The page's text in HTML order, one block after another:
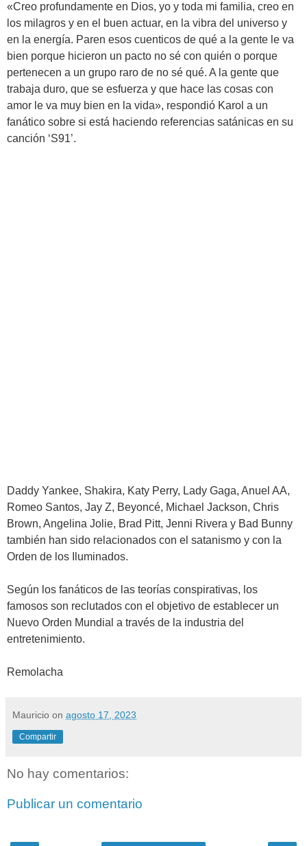
«Creo profundamente en Dios, yo y toda mi familia, creo en
los milagros y en el buen actuar, en la vibra del universo y
en la energía. Paren esos cuenticos de qué a la gente le va
bien porque hicieron un pacto no sé con quién o porque
pertenecen a un grupo raro de no sé qué. A la gente que
trabaja duro, que se esfuerza y que hace las cosas con
amor le va muy bien en la vida», respondió Karol a un
fanático sobre si está haciendo referencias satánicas en su
canción ‘S91’.
Daddy Yankee, Shakira, Katy Perry, Lady Gaga, Anuel AA,
Romeo Santos, Jay Z, Beyoncé, Michael Jackson, Chris
Brown, Angelina Jolie, Brad Pitt, Jenni Rivera y Bad Bunny
también han sido relacionados con el satanismo y con la
Orden de los Iluminados.
Según los fanáticos de las teorías conspirativas, los
famosos son reclutados con el objetivo de establecer un
Nuevo Orden Mundial a través de la industria del
entretenimiento.
Remolacha
Mauricio on agosto 17, 2023
Compartir
No hay comentarios:
Publicar un comentario